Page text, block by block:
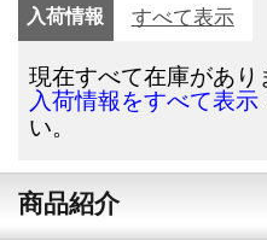
入荷情報 すべて表示
現在すべて在庫があり
入荷情報をすべて表示
い。
商品紹介